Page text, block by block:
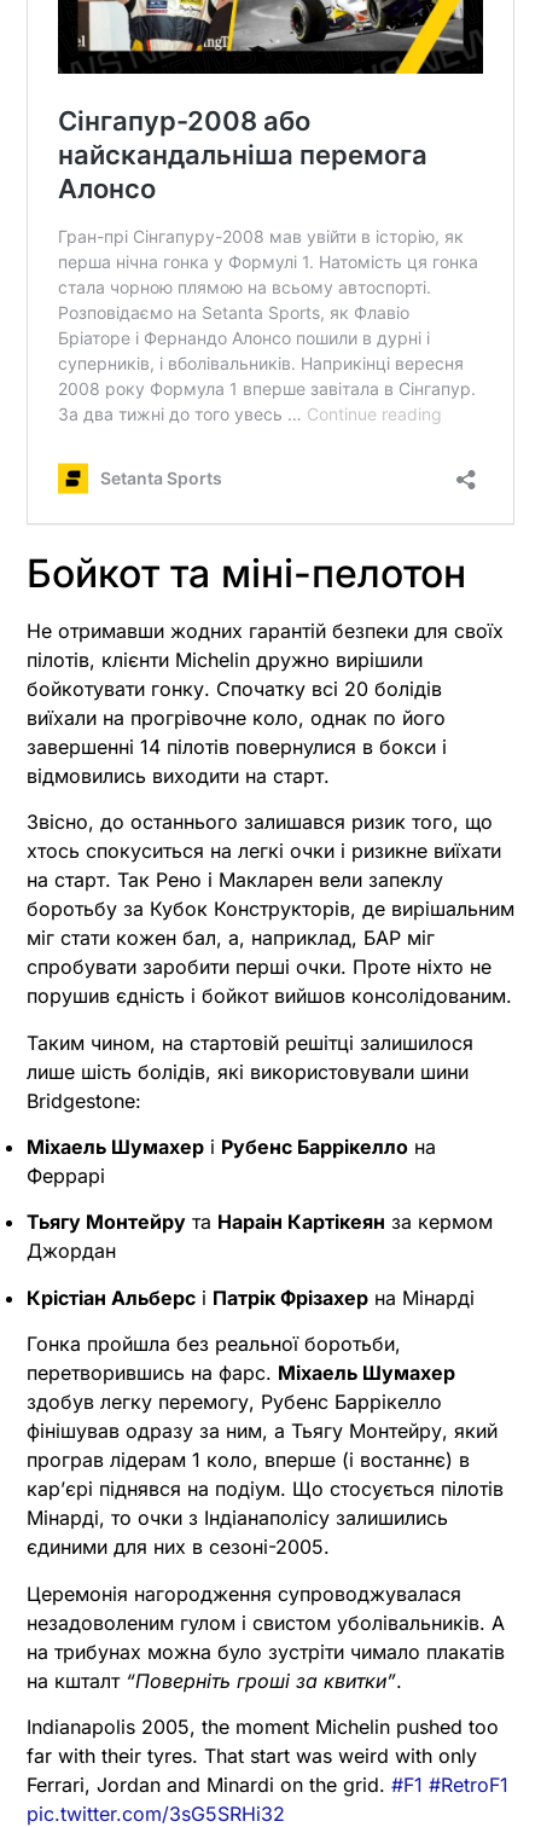
Бойкот та міні-пелотон
Не отримавши жодних гарантій безпеки для своїх
пілотів, клієнти Michelin дружно вирішили
бойкотувати гонку. Спочатку всі 20 болідів
виїхали на прогрівочне коло, однак по його
завершенні 14 пілотів повернулися в бокси і
відмовились виходити на старт.
Звісно, до останнього залишався ризик того, що
хтось спокуситься на легкі очки і ризикне виїхати
на старт. Так Рено і Макларен вели запеклу
боротьбу за Кубок Конструкторів, де вирішальним
міг стати кожен бал, а, наприклад, БАР міг
спробувати заробити перші очки. Проте ніхто не
порушив єдність і бойкот вийшов консолідованим.
Таким чином, на стартовій решітці залишилося
лише шість болідів, які використовували шини
Bridgestone:
Міхаель Шумахер і Рубенс Баррікелло на
Феррарі
Тьягу Монтейру та Нараін Картікеян за кермом
Джордан
Крістіан Альберс і Патрік Фрізахер на Мінарді
Гонка пройшла без реальної боротьби,
перетворившись на фарс. Міхаель Шумахер
здобув легку перемогу, Рубенс Баррікелло
фінішував одразу за ним, а Тьягу Монтейру, який
програв лідерам 1 коло, вперше (і востаннє) в
карʼєрі піднявся на подіум. Що стосується пілотів
Мінарді, то очки з Індіанаполісу залишились
єдиними для них в сезоні-2005.
Церемонія нагородження супроводжувалася
незадоволеним гулом і свистом уболівальників. А
на трибунах можна було зустріти чимало плакатів
на кшталт “Поверніть гроші за квитки”.
Indianapolis 2005, the moment Michelin pushed too
far with their tyres. That start was weird with only
Ferrari, Jordan and Minardi on the grid. #F1 #RetroF1
pic.twitter.com/3sG5SRHi32